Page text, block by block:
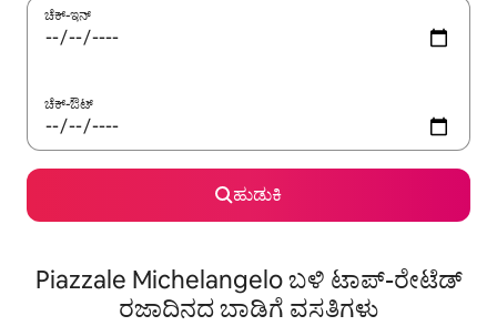
ಚೆಕ್-ಇನ್
ಚೆಕ್-ಔಟ್
ಹುಡುಕಿ
Piazzale Michelangelo ಬಳಿ ಟಾಪ್-ರೇಟೆಡ್
ರಜಾದಿನದ ಬಾಡಿಗೆ ವಸತಿಗಳು